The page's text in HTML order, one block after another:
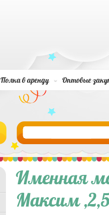
Полка в аренду Оптовые
Именная
Максим